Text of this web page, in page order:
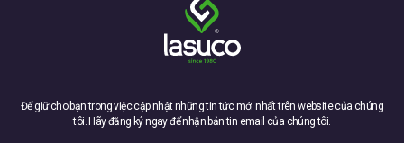
Để giữ cho bạn trong việc cập nhật những tin tức mới nhất trên website của chúng
tôi. Hãy đăng ký ngay để nhận bản tin email của chúng tôi.